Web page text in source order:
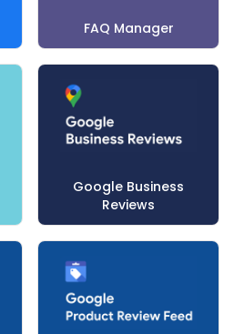
FAQ Manager
Google Business
Reviews